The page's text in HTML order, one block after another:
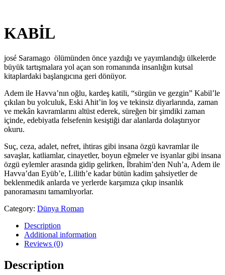
KABİL
josé Saramago ölümünden önce yazdığı ve yayımlandığı ülkelerde
büyük tartışmalara yol açan son romanında insanlığın kutsal
kitaplardaki başlangıcına geri dönüyor.
Adem ile Havva’nın oğlu, kardeş katili, “sürgün ve gezgin” Kabil’le
çıkılan bu yolculuk, Eski Ahit’in loş ve tekinsiz diyarlarında, zaman
ve mekân kavramlarını altüst ederek, süreğen bir şimdiki zaman
içinde, edebiyatla felsefenin kesiştiği dar alanlarda dolaştırıyor
okuru.
Suç, ceza, adalet, nefret, ihtiras gibi insana özgü kavramlar ile
savaşlar, katliamlar, cinayetler, boyun eğmeler ve isyanlar gibi insana
özgü eylemler arasında gidip gelirken, İbrahim’den Nuh’a, Adem ile
Havva’dan Eyüb’e, Lilith’e kadar bütün kadim şahsiyetler de
beklenmedik anlarda ve yerlerde karşımıza çıkıp insanlık
panoramasını tamamlıyorlar.
Category: Dünya Roman
Description
Additional information
Reviews (0)
Description